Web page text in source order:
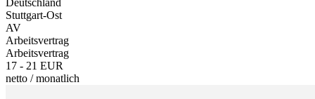
Stuttgart-Ost
AV
Arbeitsvertrag
Arbeitsvertrag
17 - 21 EUR
netto /monatlich